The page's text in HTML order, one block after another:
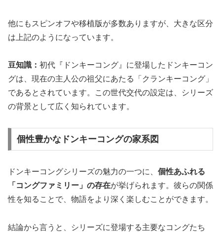
他にもスピンオフや移植版が多数ありますが、大きな区分
は上記のようになっています。
豆知識： 初代『ドンキーコング』に登場したドンキーコン
グは、現在の主人公の祖父にあたる「クランキーコング」
であるとされています。この世代交代の設定は、シリーズ
の背景として広く知られています。
個性豊かなドンキーコングの家系図
ドンキーコングシリーズの魅力の一つに、 個性あふれる
「コングファミリー」の存在が挙げられます。彼らの関係
性を知ることで、物語をより深く楽しむことができます。
結論から言うと、シリーズに登場する主要なコングたち